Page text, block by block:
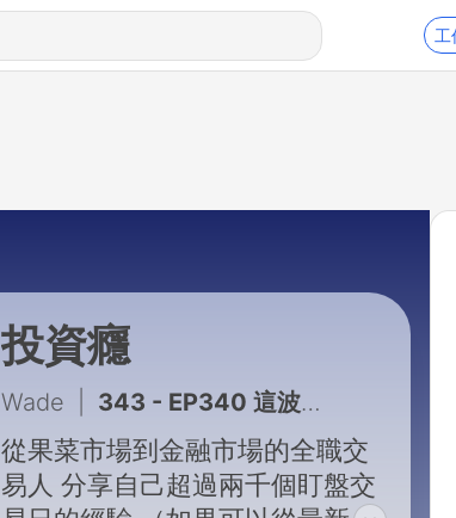
工
投資癮
Wade 343 - EP340 這波回去了多少
從果菜市場到金融市場的全職交
易人 分享自己超過兩千個盯盤交